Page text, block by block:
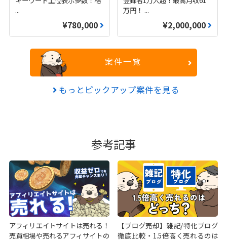
...
¥780,000
万円！ ...
¥2,000,000
案件一覧
もっとピックアップ案件を見る
参考記事
アフィリエイトサイトは売れる！
売買相場や売れるアフィサイトの
【ブログ売却】雑記/特化ブログ
徹底比較・1.5倍高く売れるのは